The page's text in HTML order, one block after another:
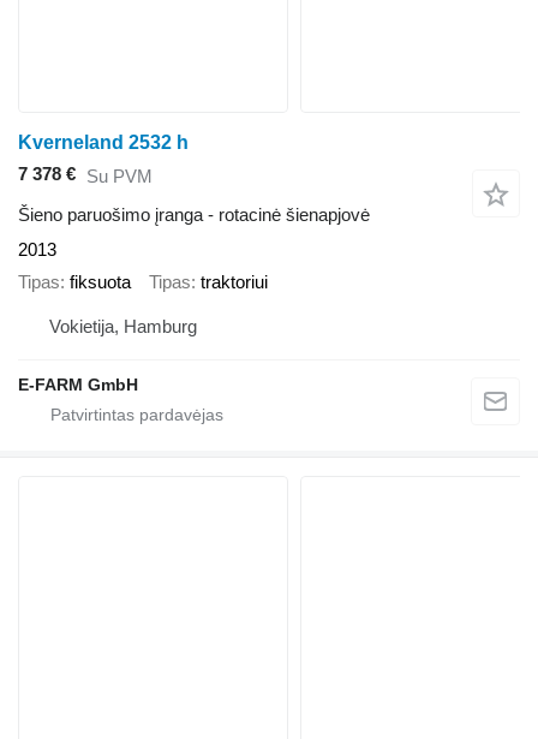
Kverneland 2532 h
7 378 € Su PVM
Šieno paruošimo įranga - rotacinė šienapjovė
2013
Tipas fiksuota Tipas traktoriui
Vokietija, Hamburg
E-FARM GmbH